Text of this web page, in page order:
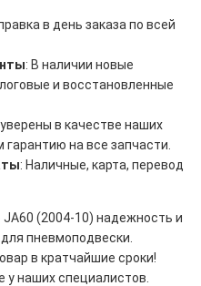
в день заказа по всей
: В наличии новые
и восстановленные
в качестве наших
на все запчасти.
: Наличные, карта, перевод
(2004-10) надежность и
пневмоподвески.
в кратчайшие сроки!
у наших специалистов.